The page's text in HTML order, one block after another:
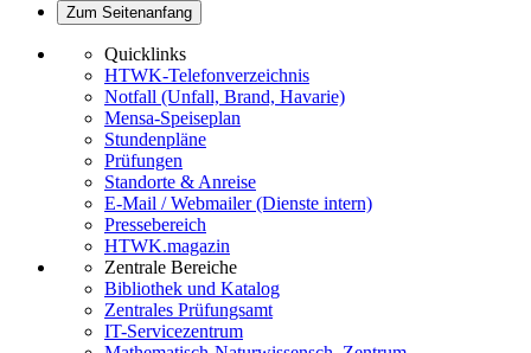
Zum Seitenanfang
Quicklinks
HTWK-Telefonverzeichnis
Notfall (Unfall, Brand, Havarie)
Mensa-Speiseplan
Stundenpläne
Prüfungen
Standorte & Anreise
E-Mail / Webmailer (Dienste intern)
Pressebereich
HTWK.magazin
Zentrale Bereiche
Bibliothek und Katalog
Zentrales Prüfungsamt
IT-Servicezentrum